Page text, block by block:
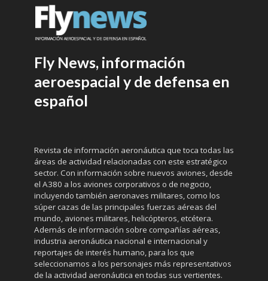
Fly News, información
aeroespacial y de defensa en
español
Revista de información aeronáutica que toca todas las
áreas de actividad relacionadas con este estratégico
sector. Con información sobre nuevos aviones, desde
el A380 a los aviones corporativos o de negocio,
incluyendo también aeronaves militares, como los
súper cazas de las principales fuerzas aéreas del
mundo, aviones militares, helicópteros, etcétera.
Además de información sobre compañías aéreas,
industria aeronáutica nacional e internacional y
reportajes de interés humano, para los que
seleccionamos a los personajes más representativos
de la actividad aeronáutica en todas sus vertientes.